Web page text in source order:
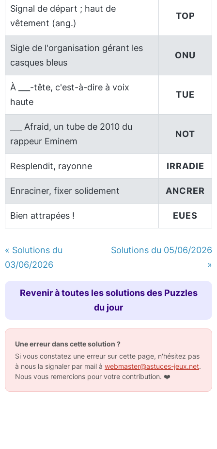
Signal de départ ; haut de
vêtement (ang.)
TOP
Sigle de l'organisation gérant les
casques bleus
ONU
À ___-tête, c'est-à-dire à voix
haute
TUE
___ Afraid, un tube de 2010 du
rappeur Eminem
NOT
Resplendit, rayonne IRRADIE
Enraciner, fixer solidement ANCRER
Bien attrapées ! EUES
« Solutions du
03/06/2026
Solutions du 05/06/2026
»
Revenir à toutes les solutions des Puzzles
du jour
Une erreur dans cette solution ?
Si vous constatez une erreur sur cette page, n'hésitez pas
à nous la signaler par mail à webmaster@astuces-jeux.net.
Nous vous remercions pour votre contribution. ❤️